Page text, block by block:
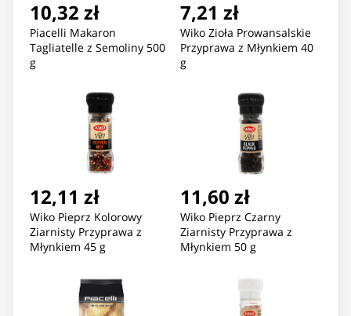
10,32 zł
Piacelli Makaron
Tagliatelle z Semoliny 500
g
7,21 zł
Wiko Zioła Prowansalskie
Przyprawa z Młynkiem 40
g
12,11 zł
Wiko Pieprz Kolorowy
Ziarnisty Przyprawa z
Młynkiem 45 g
11,60 zł
Wiko Pieprz Czarny
Ziarnisty Przyprawa z
Młynkiem 50 g